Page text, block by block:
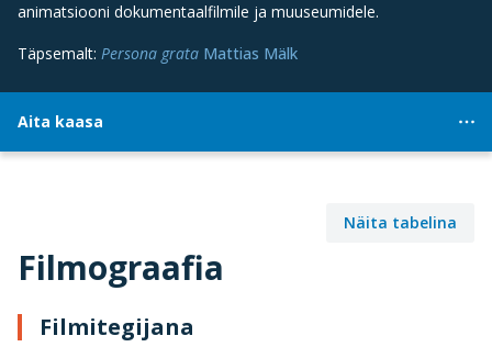
animatsiooni dokumentaalfilmile ja muuseumidele.
Täpsemalt: Persona grata Mattias Mälk
Aita kaasa
Filmograafia
Näita tabelina
Filmitegijana